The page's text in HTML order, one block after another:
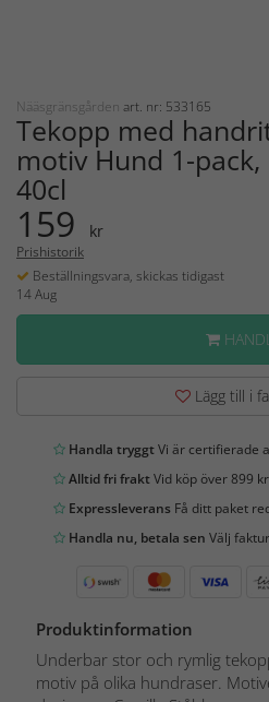
Nääsgränsgården art. nr: 533165
Tekopp med
motiv Hund 1-pack,
40cl
159 kr
Prishistorik
Beställningsvara, skickas tidigast
14 Aug
Lägg till i
Handla tryggtVi är certifierade
Alltid fri fraktVid köp över 899
Expressleverans Få ditt paket
Handla nu, betala sen Välj
Produktinformation
Underbar stor och rymlig
motiv på olika hundraser.